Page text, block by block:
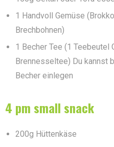
1 Handvoll Gemüse
Brechbohnen)
1 Becher Tee (1 Teebeutel
Brennesseltee) Du kannst
Becher einlegen
4 pm small snack
200g Hüttenkäse